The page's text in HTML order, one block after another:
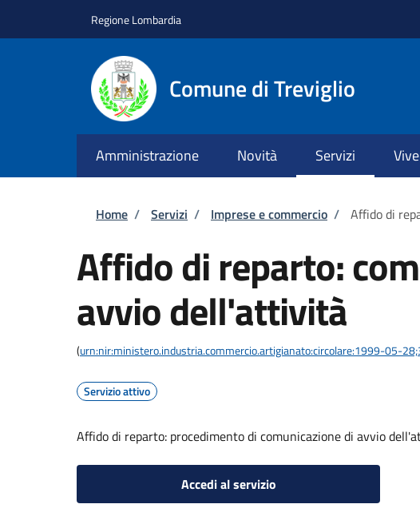
Regione Lombardia
Comune di Treviglio
Amministrazione Novità Servizi
Briciole di pane
Home / Servizi / Imprese e commercio / Affido di
Affido di reparto:
avvio dell'attività
(urn:nir:ministero.industria.commercio.artigianato:circolare:1999-05-
Servizio attivo
Affido di reparto: procedimento di comunicazione di avvio
Accedi al servizio